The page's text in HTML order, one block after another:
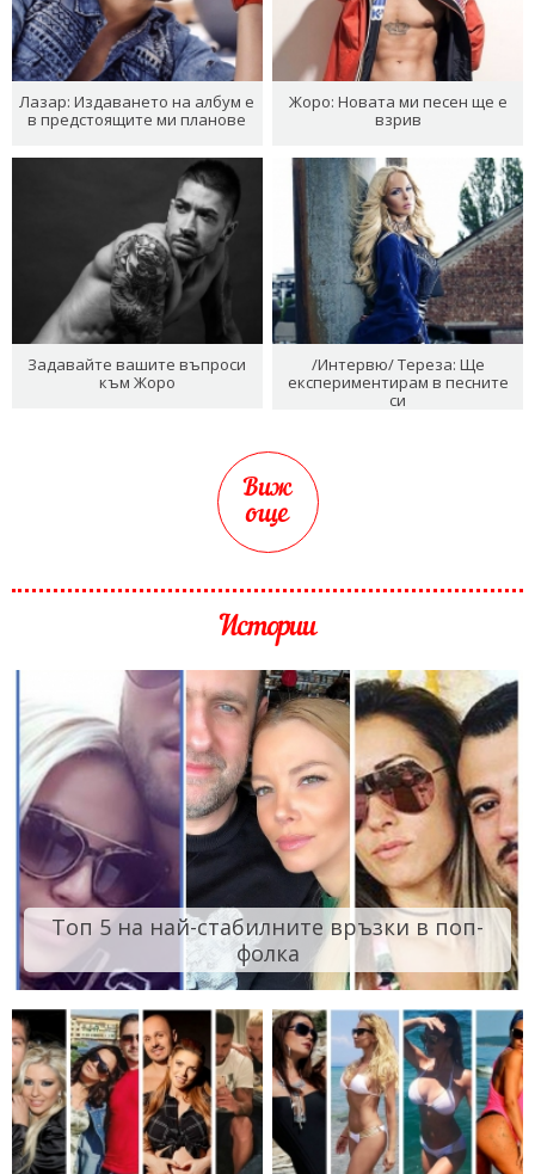
Лазар: Издаването на албум е
в предстоящите ми планове
Жоро: Новата ми песен ще е
взрив
Задавайте вашите въпроси
към Жоро
/Интервю/ Тереза: Ще
експериментирам в песните
си
Виж
още
Истории
Топ 5 на най-стабилните връзки в поп-
фолка